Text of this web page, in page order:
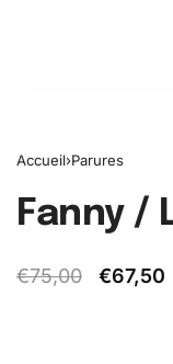
Accueil›Parures
Fanny /
€75,00 €67,50